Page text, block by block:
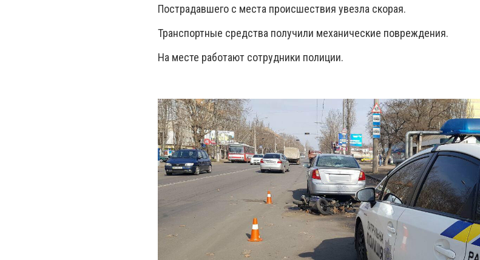
Пострадавшего с места происшествия увезла скорая.
Транспортные средства получили механические повреждения.
На месте работают сотрудники полиции.